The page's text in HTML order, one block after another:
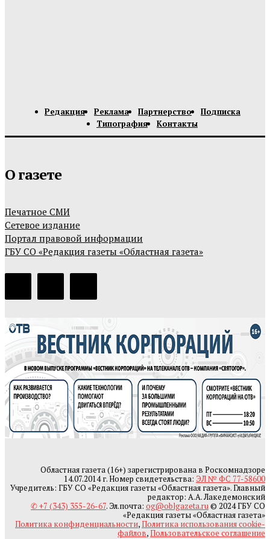
Редакция Реклама Партнерство
Подписка
Типография
Контакты
О газете
Печатное СМИ
Сетевое издание
Портал правовой информации
ГБУ СО «Редакция газеты «Областная газета»
Областная газета (16+) зарегистрирована в Роскомнадзоре
14.07.2014 г. Номер свидетельства: ЭЛ № ФС 77-58600
Учредитель: ГБУ СО «Редакция газеты «Областная газета». Главный
редактор: А.А. Лакедемонский
✆ +7 (343) 355-26-67. Эл.почта: og@oblgazeta.ru© 2024 ГБУ СО
«Редакция газеты «Областная газета»
Политика конфиденциальности,Политика использования cookie-
файлов,Пользовательское соглашение